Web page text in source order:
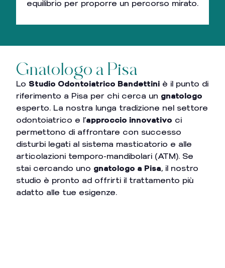
equilibrio per proporre un percorso mirato.
Gnatologo a Pisa
Lo Studio Odontoiatrico Bandettini è il punto di
riferimento a Pisa per chi cerca un gnatologo
esperto. La nostra lunga tradizione nel settore
odontoiatrico e l’approccio innovativo ci
permettono di affrontare con successo
disturbi legati al sistema masticatorio e alle
articolazioni temporo-mandibolari (ATM). Se
stai cercando uno gnatologo a Pisa, il nostro
studio è pronto ad offrirti il trattamento più
adatto alle tue esigenze.